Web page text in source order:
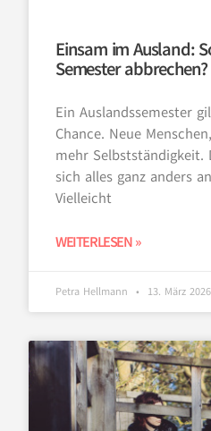
Einsam im Ausland:
Semester abbrechen?
Ein Auslandssemester
Chance. Neue
mehr
sich alles ganz anders
Vielleicht
WEITERLESEN »
Petra Hellmann 13. März 2026